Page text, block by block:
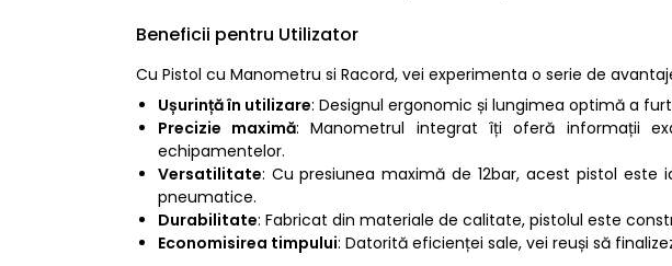
Beneficii pentru Utilizator
Cu Pistol cu Manometru si Racord, vei experimenta o serie de
Ușurință în utilizare: Designul ergonomic și lungimea optimă a
Precizie maximă: Manometrul integrat îți oferă informații
echipamentelor.
Versatilitate: Cu presiunea maximă de 12bar, acest pistol
pneumatice.
Durabilitate: Fabricat din materiale de calitate, pistolul este
Economisirea timpului: Datorită eficienței sale, vei reuși să